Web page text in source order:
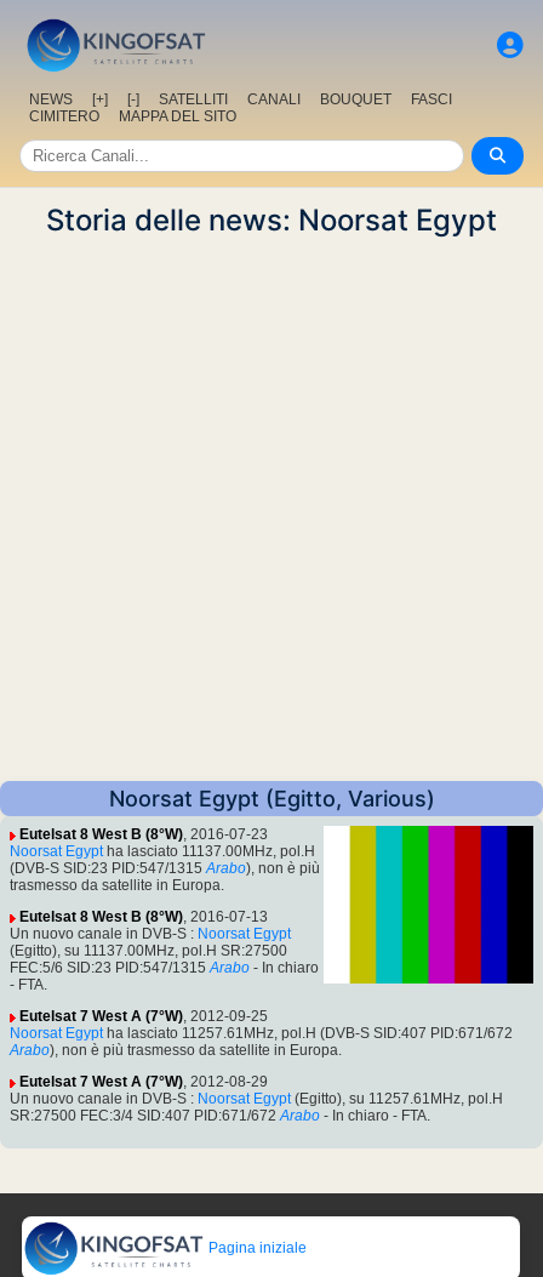
NEWS [+] [-] SATELLITI CANALI BOUQUET
FASCI
CIMITERO
MAPPA DEL SITO
Storia delle news: Noorsat Egypt
Noorsat Egypt (Egitto, Various)
Eutelsat 8 West B (8°W), 2016-07-23
Noorsat Egyptha lasciato 11137.00MHz, pol.H
(DVB-S SID:23 PID:547/1315 Arabo), non è più
trasmesso da satellite in Europa.
Eutelsat 8 West B (8°W), 2016-07-13
Un nuovo canale in DVB-S : Noorsat Egypt
(Egitto), su 11137.00MHz, pol.H SR:27500
FEC:5/6 SID:23 PID:547/1315 Arabo - In chiaro
- FTA.
Eutelsat 7 West A (7°W), 2012-09-25
Noorsat Egyptha lasciato 11257.61MHz, pol.H (DVB-S SID:407 PID:671/672
Arabo), non è più trasmesso da satellite in Europa.
Eutelsat 7 West A (7°W), 2012-08-29
Un nuovo canale in DVB-S : Noorsat Egypt(Egitto), su 11257.61MHz, pol.H
SR:27500 FEC:3/4 SID:407 PID:671/672 Arabo - In chiaro - FTA.
Pagina iniziale